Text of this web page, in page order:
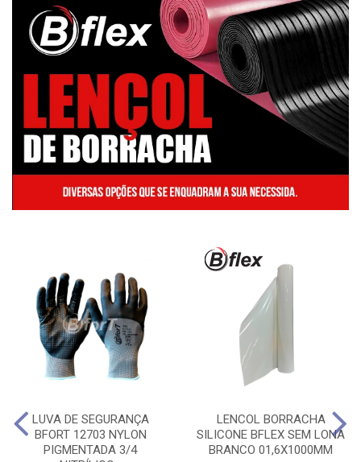
LUVA DE SEGURANÇA
BFORT 12703 NYLON
PIGMENTADA 3/4
LENCOL BORRACHA
SILICONE BFLEX SEM LONA
BRANCO 01,6X1000MM